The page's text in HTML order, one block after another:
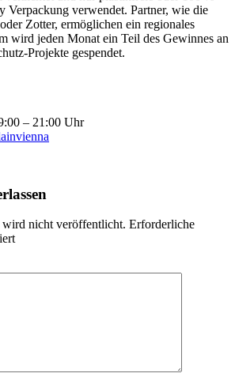
Verpackung verwendet. Partner, wie die
Zotter, ermöglichen ein regionales
wird jeden Monat ein Teil des Gewinnes an
Projekte gespendet.
– 21:00 Uhr
nicht veröffentlicht. Erforderliche